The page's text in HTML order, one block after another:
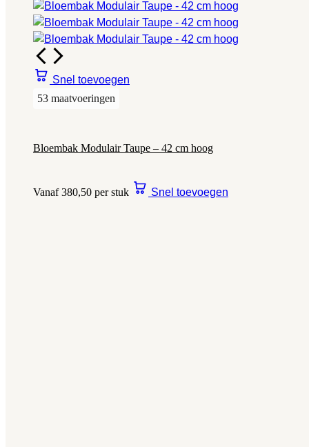
Snel toevoegen
53 maatvoeringen
Bloembak Modulair Taupe – 42 cm hoog
Vanaf 380,50 per stuk Snel toevoegen